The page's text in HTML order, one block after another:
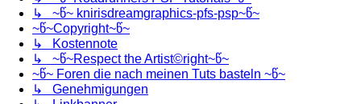
↳ ~წ~ knirisdreamgraphics-pfs-psp~წ~
~წ~Copyright~წ~
↳ Kostennote
↳ ~წ~Respect the Artist©right~წ~
~წ~ Foren die nach meinen Tuts basteln ~წ~
↳ Genehmigungen